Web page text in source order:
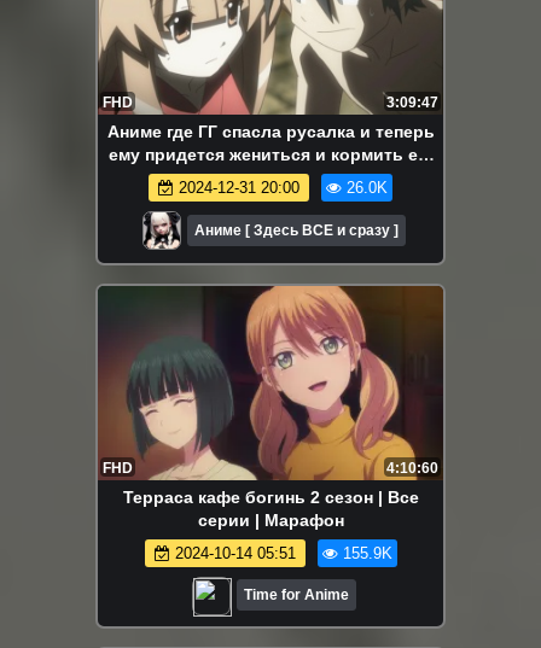
FHD 3:09:47
Аниме где ГГ спасла русалка и теперь
ему придется жениться и кормить ее.
Морская невеста серии 1-8. Смешная
комедия.
2024-12-31 20:00 26.0K
Аниме [ Здесь ВСЕ и сразу ]
FHD 4:10:60
Терраса кафе богинь 2 сезон | Все
серии | Марафон
2024-10-14 05:51 155.9K
Time for Anime